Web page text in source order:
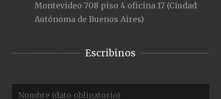
Montevideo 708 piso 4 oficina 17 (Ciudad
Autónoma de Buenos Aires)
Escribinos